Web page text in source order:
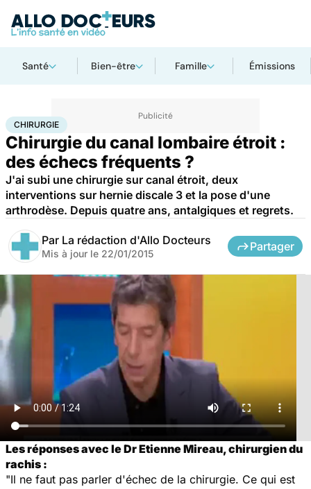
Santé Bien-être Famille Émissions
AccueilSanté Maladies
CHIRURGIE
Chirurgie du canal lombaire étroit :
des échecs fréquents ?
J'ai subi une chirurgie sur canal étroit, deux
interventions sur hernie discale 3 et la pose d'une
arthrodèse. Depuis quatre ans, antalgiques et regrets.
Par La rédaction d'Allo Docteurs
Mis à jour le 22/01/2015
Partager
Les réponses avec le Dr Etienne Mireau, chirurgien du
rachis :
"Il ne faut pas parler d'échec de la chirurgie. Ce qui est